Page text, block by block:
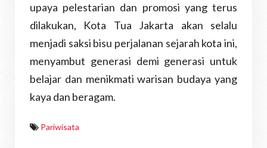
upaya pelestarian dan promosi yang terus
dilakukan, Kota Tua Jakarta akan selalu
menjadi saksi bisu perjalanan sejarah kota ini,
menyambut generasi demi generasi untuk
belajar dan menikmati warisan budaya yang
kaya dan beragam.
Pariwisata